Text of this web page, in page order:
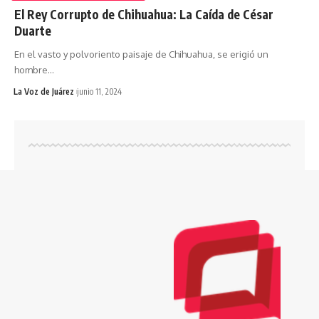
El Rey Corrupto de Chihuahua: La Caída de César
Duarte
En el vasto y polvoriento paisaje de Chihuahua, se erigió un
hombre…
La Voz de Juárez junio 11, 2024